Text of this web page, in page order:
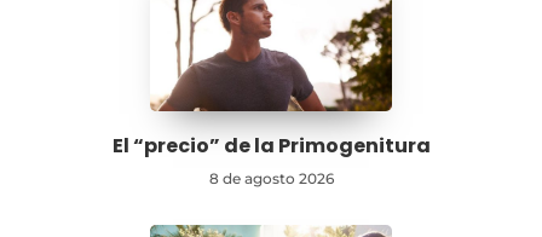
El “precio” de la Primogenitura
8 de agosto 2026